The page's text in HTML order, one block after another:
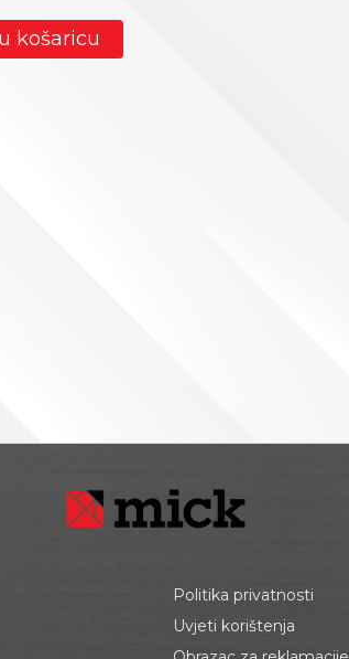
košaricu
Politika privatnosti
Uvjeti korištenja